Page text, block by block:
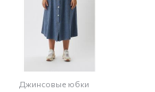
Джинсовые юбки